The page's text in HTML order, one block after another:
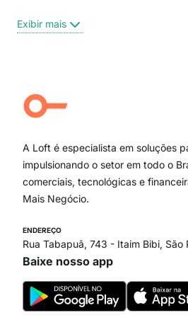
Centro
Campo Belo
Ipiranga
Paraíso
Itaim Bibi
Exibir mais
A Loft é especialista em soluções
impulsionando o setor em todo o
comerciais, tecnológicas e
Mais Negócio.
ENDEREÇO
Rua Tabapuã, 743 - Itaim Bibi,
Baixe nosso app